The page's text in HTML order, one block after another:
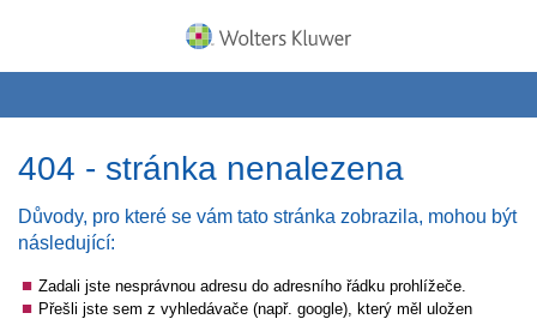
404 - stránka nenalezena
Důvody, pro které se vám tato stránka zobrazila, mohou být
následující:
Zadali jste nesprávnou adresu do adresního řádku prohlížeče.
Přešli jste sem z vyhledávače (např. google), který měl uložen